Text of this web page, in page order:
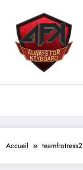
Accueil teamfrotress2